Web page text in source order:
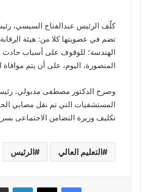
كلّف الرئيس عبدالفتاح السيسي،
تضم في عضويتها كلا من: هيئة الرقابة
المنصورة، اليوم، على أن يتم
وصرح الدكتور مصطفى مدبولي، رئيس
المستشفيات التي تم نقل مصابي
تكليف وزيرة التضامن الاجتماعى
التعليم العالي الرئيس
فيسبوك لينكدإن